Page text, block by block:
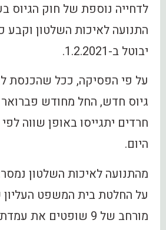
לדחייה נוספת של חוק הגיוס
התנועה לאיכות השלטון וקבע
יבוטל ב-1.2.2021.
על פי הפסיקה, ככל שהכנסת
גיוס חדש, החל מחודש פברואר
חרדים יתגייסו באופן שווה
היום.
מהתנועה לאיכות השלטון
על החלטת בית המשפט
מורחב של 9 שופטים